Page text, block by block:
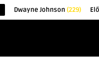
Dwayne Johnson (229)